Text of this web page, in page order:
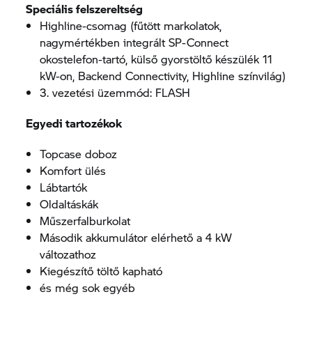
Speciális felszereltség
Highline-csomag (fűtött markolatok,
nagymértékben integrált SP-Connect
okostelefon-tartó, külső gyorstöltő készülék 11
kW-on, Backend Connectivity, Highline színvilág)
3. vezetési üzemmód: FLASH
Egyedi tartozékok
Topcase doboz
Komfort ülés
Lábtartók
Oldaltáskák
Műszerfalburkolat
Második akkumulátor elérhető a 4 kW
változathoz
Kiegészítő töltő kapható
és még sok egyéb